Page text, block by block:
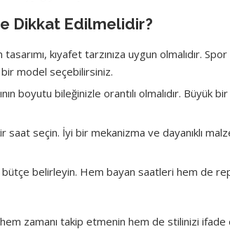
Dikkat Edilmelidir?
tasarımı, kıyafet tarzınıza uygun olmalıdır.
model seçebilirsiniz.
boyutu bileğinizle orantılı olmalıdır. Büyük
saat seçin. İyi bir mekanizma ve dayanıklı
belirleyin. Hem bayan saatleri hem de
zamanı takip etmenin hem de stilinizi